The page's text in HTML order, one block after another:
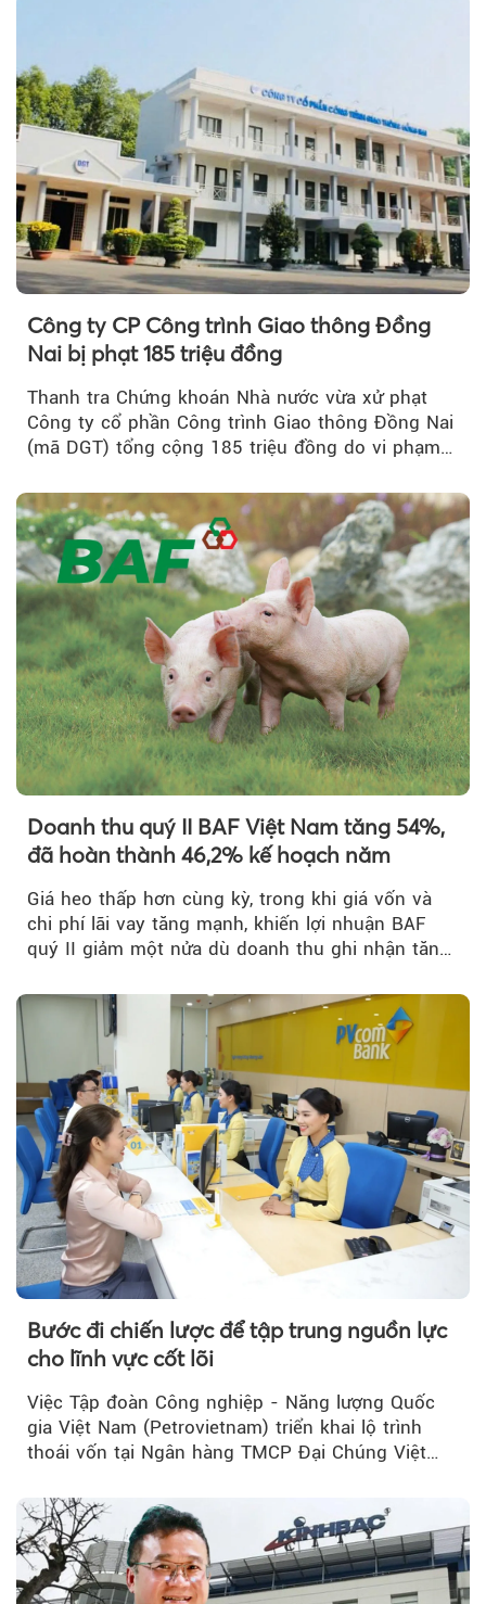
Công ty CP Công trình Giao thông Đồng
Nai bị phạt 185 triệu đồng
Thanh tra Chứng khoán Nhà nước vừa xử phạt
Công ty cổ phần Công trình Giao thông Đồng Nai
(mã DGT) tổng cộng 185 triệu đồng do vi phạm
Doanh thu quý II BAF Việt Nam tăng 54%,
đã hoàn thành 46,2% kế hoạch năm
Giá heo thấp hơn cùng kỳ, trong khi giá vốn và
chi phí lãi vay tăng mạnh, khiến lợi nhuận BAF
quý II giảm một nửa dù doanh thu ghi nhận tăng
Bước đi chiến lược để tập trung nguồn lực
cho lĩnh vực cốt lõi
Việc Tập đoàn Công nghiệp - Năng lượng Quốc
gia Việt Nam (Petrovietnam) triển khai lộ trình
thoái vốn tại Ngân hàng TMCP Đại Chúng Việt